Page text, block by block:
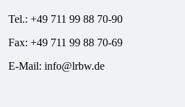
Tel.: +49 711 99 88 70-90
Fax: +49 711 99 88 70-69
E-Mail: info@lrbw.de